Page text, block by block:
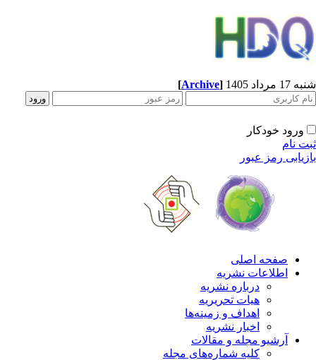
مرداد 1405 [Archive]
ورود خودکار
نام
رمز عبور
صفحه اصلی
اطلاعات نشریه
درباره نشریه
هیات تحریریه
اهداف و زمینه‌ها
اخبار نشریه
آرشیو مجله و مقالات
کلیه شماره‌های مجله